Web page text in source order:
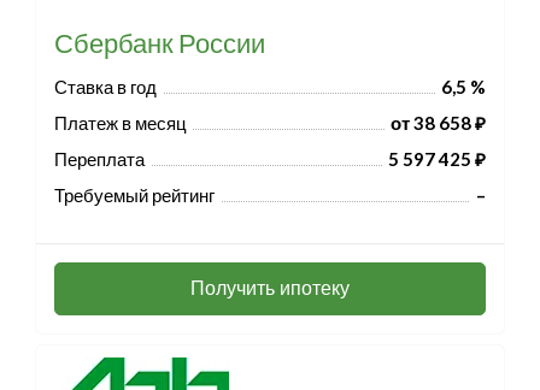
Сбербанк России
Ставка в год
6,5 %
Платеж в месяц
от 38 658 ₽
Переплата
5 597 425 ₽
Требуемый рейтинг
–
Получить ипотеку